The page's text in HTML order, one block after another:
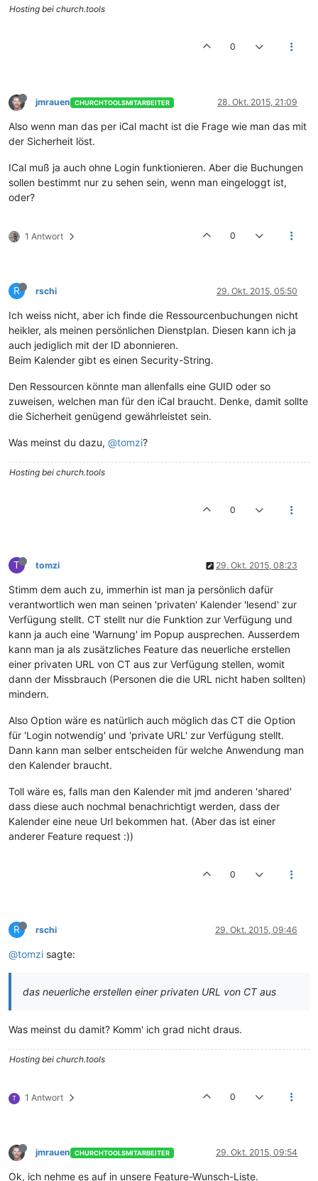
Hosting bei church.tools
0
jmrauen CHURCHTOOLSMITARBEITER 28. Okt. 2015, 21:09
Also wenn man das per iCal macht ist die Frage wie man das mit
der Sicherheit löst.
ICal muß ja auch ohne Login funktionieren. Aber die Buchungen
sollen bestimmt nur zu sehen sein, wenn man eingeloggt ist,
oder?
1 Antwort 0
R rschi 29. Okt. 2015, 05:50
Ich weiss nicht, aber ich finde die Ressourcenbuchungen nicht
heikler, als meinen persönlichen Dienstplan. Diesen kann ich ja
auch jediglich mit der ID abonnieren.
Beim Kalender gibt es einen Security-String.
Den Ressourcen könnte man allenfalls eine GUID oder so
zuweisen, welchen man für den iCal braucht. Denke, damit sollte
die Sicherheit genügend gewährleistet sein.
Was meinst du dazu, @tomzi?
Hosting bei church.tools
0
T tomzi 29. Okt. 2015, 08:23
Stimm dem auch zu, immerhin ist man ja persönlich dafür
verantwortlich wen man seinen 'privaten' Kalender 'lesend' zur
Verfügung stellt. CT stellt nur die Funktion zur Verfügung und
kann ja auch eine 'Warnung' im Popup ausprechen. Ausserdem
kann man ja als zusätzliches Feature das neuerliche erstellen
einer privaten URL von CT aus zur Verfügung stellen, womit
dann der Missbrauch (Personen die die URL nicht haben sollten)
mindern.
Also Option wäre es natürlich auch möglich das CT die Option
für 'Login notwendig' und 'private URL' zur Verfügung stellt.
Dann kann man selber entscheiden für welche Anwendung man
den Kalender braucht.
Toll wäre es, falls man den Kalender mit jmd anderen 'shared'
dass diese auch nochmal benachrichtigt werden, dass der
Kalender eine neue Url bekommen hat. (Aber das ist einer
anderer Feature request :))
0
R rschi 29. Okt. 2015, 09:46
@tomzi sagte:
das neuerliche erstellen einer privaten URL von CT aus
Was meinst du damit? Komm' ich grad nicht draus.
Hosting bei church.tools
T 1 Antwort 0
jmrauen CHURCHTOOLSMITARBEITER 29. Okt. 2015, 09:54
Ok, ich nehme es auf in unsere Feature-Wunsch-Liste.